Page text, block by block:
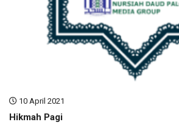
10 April 2021
Hikmah Pagi